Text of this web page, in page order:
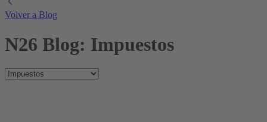
Volver a Blog
N26 Blog: Impuestos